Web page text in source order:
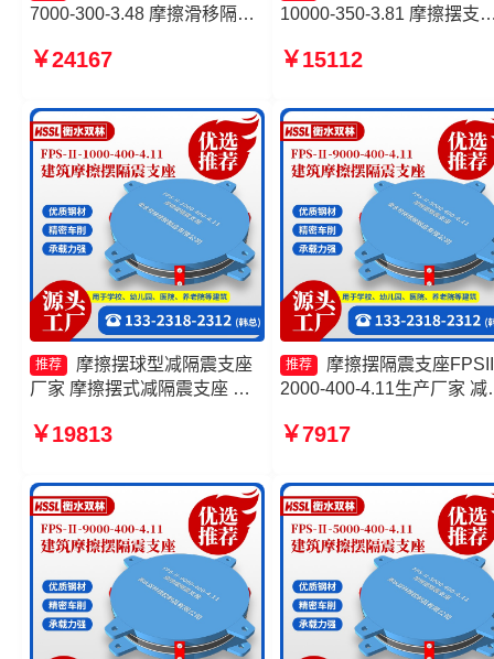
7000-300-3.48 摩擦滑移隔震
FPSII-3000-350-3.81源头工
厂家
￥24167
10000-350-3.81 摩擦摆支
500-3.8源头工厂 FPS-
￥15112
推荐
摩擦摆球型减隔震支座
厂家 摩擦摆式减隔震支座 摩
350-3.81 建筑摩擦隔震支座生
￥19813
推荐
摩擦摆隔震支座
2000-400-4.11生产厂家 减
隔震支座FPSII-5000-300-
FPSII-5000-400-4.11生产
家
￥7917